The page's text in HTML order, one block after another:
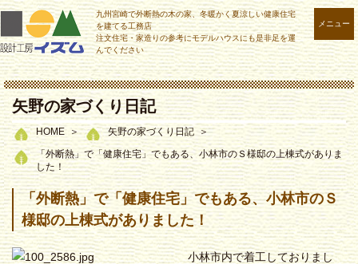
メニュー
九州宮崎で外断熱の木の家、冬暖かく夏涼しい健康住宅
を建てる工務店
注文住宅・家造りの参考にモデルハウスにも是非足を運
んでください
矢野の家づくり日記
HOME
矢野の家づくり日記
「外断熱」で「健康住宅」でもある、小林市のＳ様邸の上棟式がありま
した！
「外断熱」で「健康住宅」でもある、小林市のＳ
様邸の上棟式がありました！
小林市内で着工しておりまし